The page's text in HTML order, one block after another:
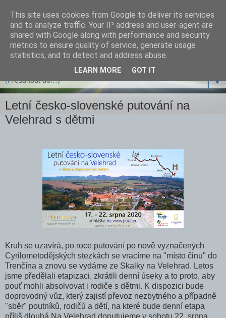
▼
Letní česko-slovenské putování na
Velehrad s dětmi
Kruh se uzavírá, po roce putování po nově vyznačených
Cyrilometodějských stezkách se vracíme na "místo činu" do
Trenčína a znovu se vydáme ze Skalky na Velehrad. Letos
jsme předělali etapizaci, zkrátili denní úseky a to proto, aby
pouť mohli absolvovat i rodiče s dětmi. K dispozici bude
doprovodný vůz, který zajistí převoz nezbytného a případně
"sběr" poutníků, rodičů a dětí, na které bude denní etapa
příliš dlouhá.Na Velehrad doputujeme v sobotu 22. srpna
This site uses cookies from Google to deliver its services
and to analyze traffic. Your IP address and user-agent are
shared with Google along with performance and security
metrics to ensure quality of service, generate usage
statistics, and to detect and address abuse.
LEARN MORE GOT IT